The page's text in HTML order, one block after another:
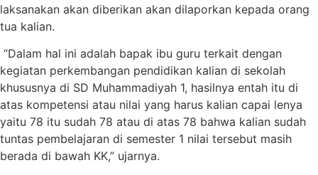
laksanakan akan diberikan akan dilaporkan kepada orang
tua kalian.
“Dalam hal ini adalah bapak ibu guru terkait dengan
kegiatan perkembangan pendidikan kalian di sekolah
khususnya di SD Muhammadiyah 1, hasilnya entah itu di
atas kompetensi atau nilai yang harus kalian capai lenya
yaitu 78 itu sudah 78 atau di atas 78 bahwa kalian sudah
tuntas pembelajaran di semester 1 nilai tersebut masih
berada di bawah KK,” ujarnya.